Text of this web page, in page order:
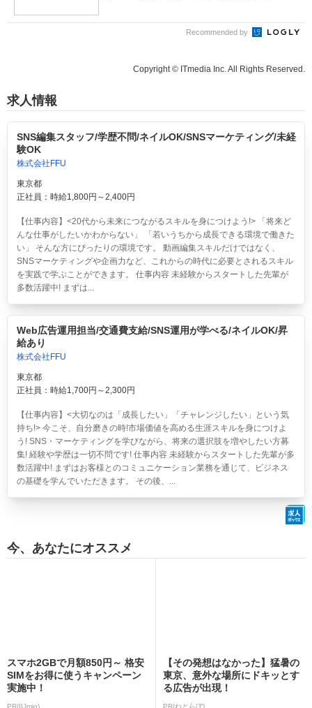
Recommended by
Copyright © ITmedia Inc. All Rights Reserved.
求人情報
SNS編集スタッフ/学歴不問/ネイルOK/SNSマーケティング/未経
験OK
株式会社FFU
東京都
正社員：時給1,800円～2,400円
【仕事内容】<20代から未来につながるスキルを身につけよう!> 「将来ど
んな仕事がしたいかわからない」 「若いうちから成長できる環境で働きた
い」 そんな方にぴったりの環境です。 動画編集スキルだけではなく、
SNSマーケティングや企画力など、これからの時代に必要とされるスキル
を実践で学ぶことができます。 仕事内容 未経験からスタートした先輩が
多数活躍中! まずは...
Web広告運用担当/交通費支給/SNS運用が学べる/ネイルOK/昇
給あり
株式会社FFU
東京都
正社員：時給1,700円～2,300円
【仕事内容】<大切なのは「成長したい」「チャレンジしたい」という気
持ち!> 今こそ、自分磨きの時!市場価値を高める生涯スキルを身につけよ
う! SNS・マーケティングを学びながら、将来の選択肢を増やしたい方募
集! 経験や学歴は一切不問です! 仕事内容 未経験からスタートした先輩が多
数活躍中! まずはお客様とのコミュニケーション業務を通じて、ビジネス
の基礎を学んでいただきます。 その後、...
今、あなたにオススメ
スマホ2GBで月額850円～ 格安
SIMをお得に使うキャンペーン
実施中！
PR(IIJmio)
【その発想はなかった】猛暑の
東京、意外な場所にドキッとす
る広告が出現！
PR(ねとらぼ)